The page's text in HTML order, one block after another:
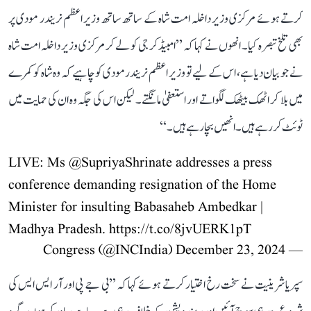
کرتے ہوئے مرکزی وزیر داخلہ امت شاہ کے ساتھ ساتھ وزیر اعظم نریندر مودی پر
بھی تلخ تبصرہ کیا۔ انھوں نے کہا کہ ’’امبیڈکر جی کو لے کر مرکزی وزیر داخلہ امت شاہ
نے جو بیان دیا ہے، اس کے لیے تو وزیر اعظم نریندر مودی کو چاہیے کہ وہ شاہ کو کمرے
میں بلا کر اٹھک بیٹھک لگواتے اور استعفیٰ مانگتے۔ لیکن اس کی جگہ وہ ان کی حمایت میں
ٹوئٹ کر رہے ہیں۔ انھیں بچا رہے ہیں۔‘‘
LIVE: Ms @SupriyaShrinateaddresses a press
conference demanding resignation of the Home
Minister for insulting Babasaheb Ambedkar |
Madhya Pradesh. https://t.co/8jvUERK1pT
— Congress (@INCIndia)
December 23, 2024
سپریا شرینیت نے سخت رخ اختیار کرتے ہوئے کہا کہ ’’بی جے پی اور آر ایس ایس کی